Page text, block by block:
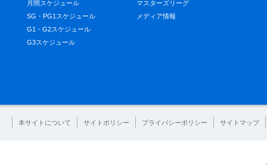
月間スケジュール
SG・PG1スケジュール
G1・G2スケジュール
G3スケジュール
マスターズリーグ
メディア情報
本サイトについて サイトポリシー プライバシーポリシー サイトマップ